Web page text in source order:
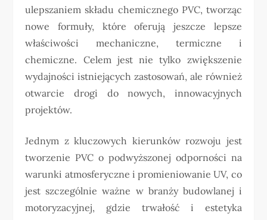
ulepszaniem składu chemicznego PVC, tworząc
nowe formuły, które oferują jeszcze lepsze
właściwości mechaniczne, termiczne i
chemiczne. Celem jest nie tylko zwiększenie
wydajności istniejących zastosowań, ale również
otwarcie drogi do nowych, innowacyjnych
projektów.
Jednym z kluczowych kierunków rozwoju jest
tworzenie PVC o podwyższonej odporności na
warunki atmosferyczne i promieniowanie UV, co
jest szczególnie ważne w branży budowlanej i
motoryzacyjnej, gdzie trwałość i estetyka